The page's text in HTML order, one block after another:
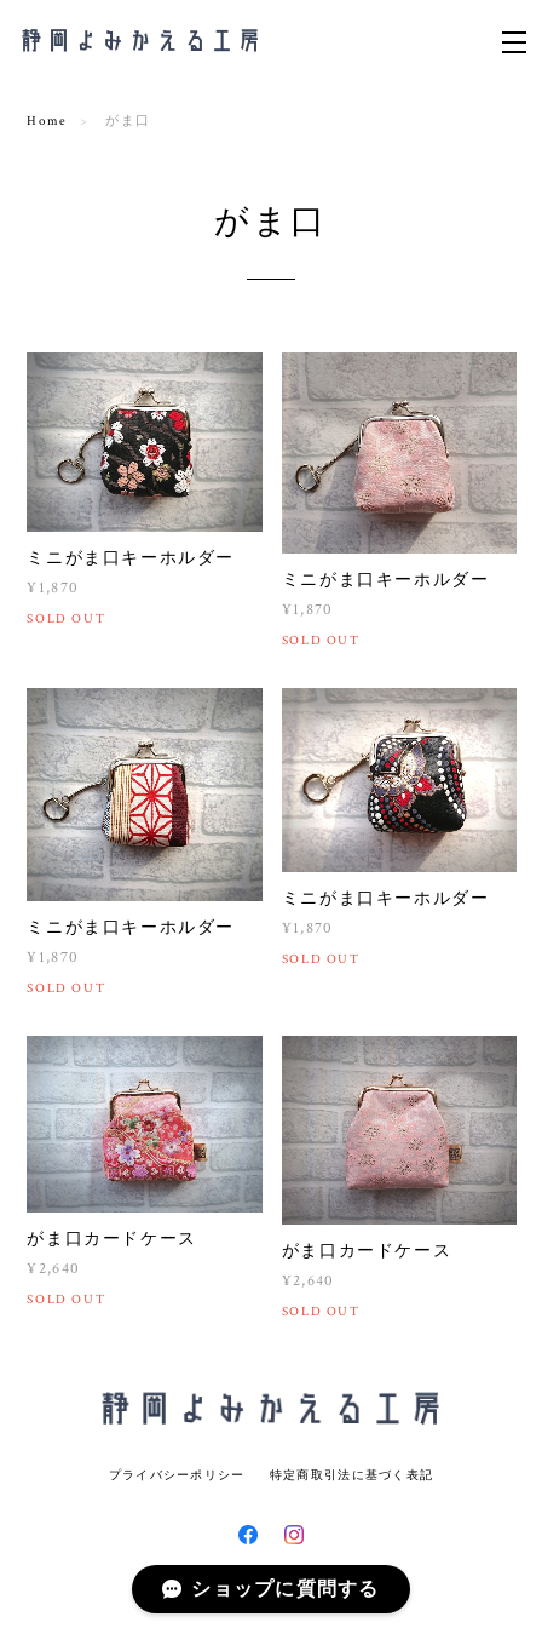
Home がま口
がま口
ミニがま口キーホルダー
¥1,870
SOLD OUT
ミニがま口キーホルダー
¥1,870
SOLD OUT
ミニがま口キーホルダー
¥1,870
SOLD OUT
ミニがま口キーホルダー
¥1,870
SOLD OUT
がま口カードケース
¥2,640
SOLD OUT
がま口カードケース
¥2,640
SOLD OUT
プライバシーポリシー 特定商取引法に基づく表記
© 静岡よみかえる工房 All rights reserved.
ショップに質問する